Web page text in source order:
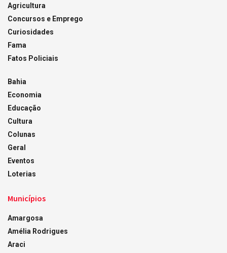
Agricultura
Concursos e Emprego
Curiosidades
Fama
Fatos Policiais
Bahia
Economia
Educação
Cultura
Colunas
Geral
Eventos
Loterias
Municípios
Amargosa
Amélia Rodrigues
Araci